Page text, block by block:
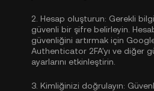
2. Hesap oluşturun: Gerekli
güvenli bir şifre belirleyin.
güvenliğini artırmak için
Authenticator 2FA'yı ve diğer
ayarlarını etkinleştirin.
3. Kimliğinizi doğrulayın: